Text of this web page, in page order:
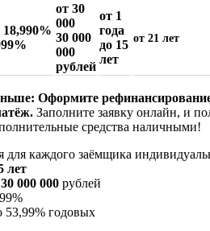
от 30
000
30 000
000
рублей
от 1
года
до 15
лет
от 21 лет
Оформите
Заполните заявку онлайн, и
средства наличными!
для каждого заёмщика
лет
000 000 рублей
%
53,99% годовых